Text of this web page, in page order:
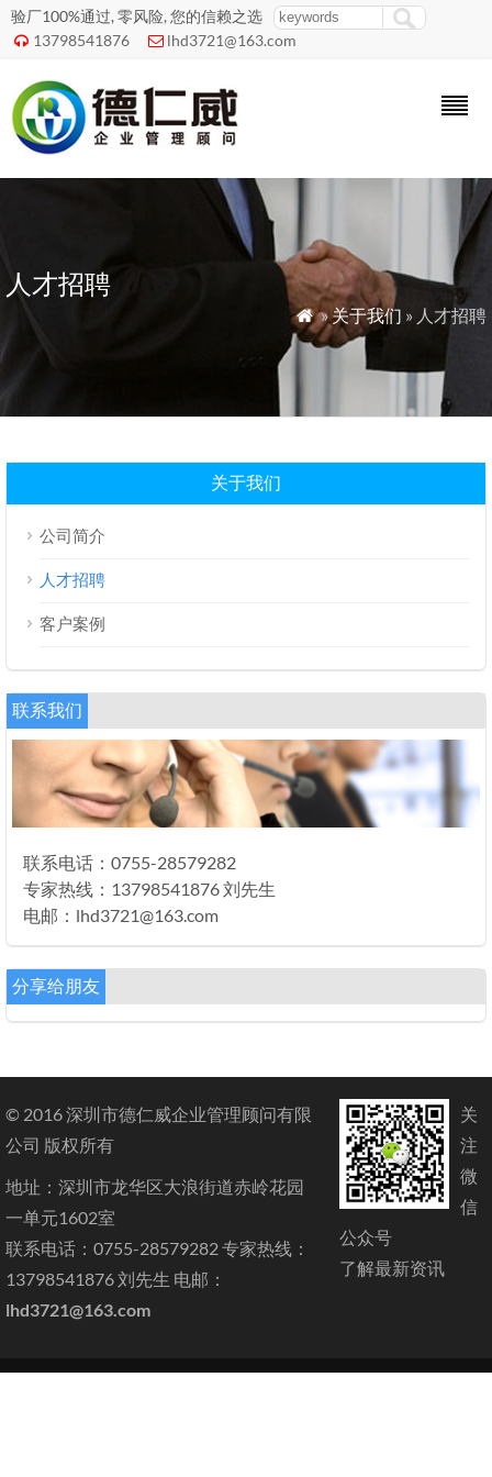
验厂100%通过, 零风险, 您的信赖之选
 13798541876  lhd3721@163.com
人才招聘
 »关于我们 » 人才招聘
关于我们
公司简介
人才招聘
客户案例
联系我们
联系电话：0755-28579282
专家热线：13798541876 刘先生
电邮：lhd3721@163.com
分享给朋友
© 2016 深圳市德仁威企业管理顾问有限
公司 版权所有
地址：深圳市龙华区大浪街道赤岭花园
一单元1602室
联系电话：0755-28579282 专家热线：
13798541876 刘先生 电邮：
lhd3721@163.com
关
注
微
信
公众号
了解最新资讯